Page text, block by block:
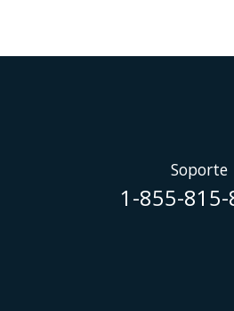
Soporte
1-855-